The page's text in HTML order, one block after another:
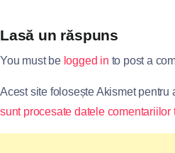
Lasă un răspuns
You must be logged in to post a
Acest site folosește Akismet pentru
sunt procesate datele comentariilor